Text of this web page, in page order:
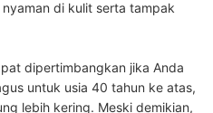
di kulit serta tampak
dipertimbangkan jika Anda
untuk usia 40 tahun ke atas,
lebih kering. Meski demikian,